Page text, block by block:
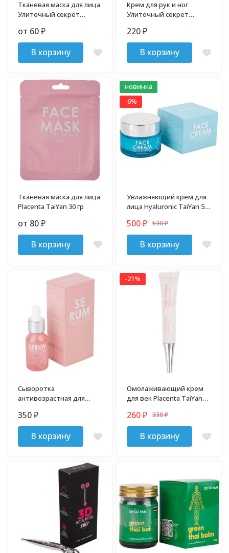
Тканевая маска для лица
Улиточный секрет
от 60₽
В корзину
Крем для рук и ног
Улиточный секрет
220₽
В корзину
Тканевая маска для лица
Placenta TaiYan 30 гр
от 80₽
В корзину
новинка
-6%
Увлажняющий крем для
лица Hyaluronic TaiYan 50
500₽ 530₽
В корзину
Сыворотка
антивозрастная для
мл
350₽
В корзину
-21%
Омолаживающий крем
для век Placenta TaiYan
260₽ 330₽
В корзину